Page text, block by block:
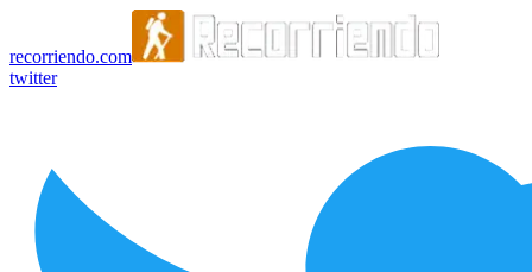
recorriendo.com
twitter